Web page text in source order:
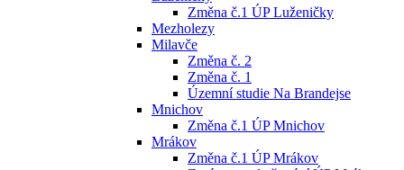
Změna č.1 ÚP Luženičky
Mezholezy
Milavče
Změna č. 2
Změna č. 1
Územní studie Na Brandejse
Mnichov
Změna č.1 ÚP Mnichov
Mrákov
Změna č.1 ÚP Mrákov